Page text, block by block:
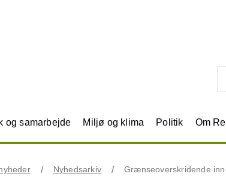
og samarbejde Miljø og klima Politik Om
Nyhedsarkiv Grænseoverskridende